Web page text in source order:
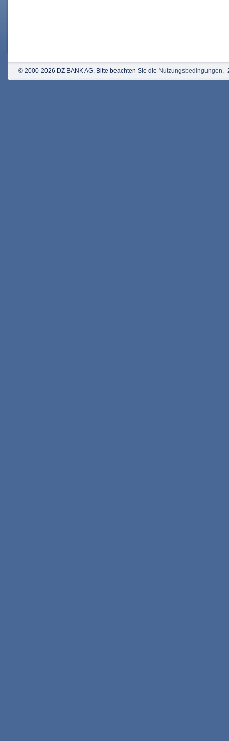
© 2000-2026 DZ BANK AG. Bitte beachten Sie die Nutzungsbedingungen.